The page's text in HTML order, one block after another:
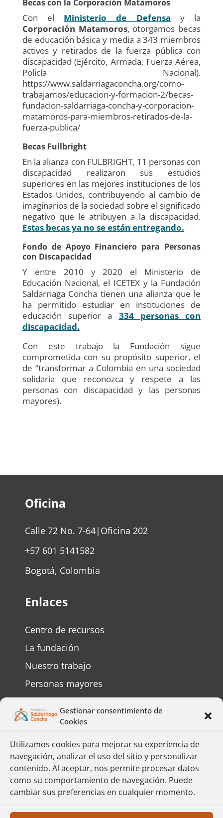
Gestionar consentimiento de
Cookies
Utilizamos cookies para mejorar su experiencia de
navegación, analizar el uso del sitio y personalizar
contenido. Al aceptar, nos permite procesar datos
como su comportamiento de navegación. Puede
cambiar sus preferencias en cualquier momento.
Becas con la Corporación Matamoros
Con el Ministerio de Defensa y la
Corporación Matamoros, otorgamos becas
de educación básica y media a 343 miembros
activos y retirados de la fuerza pública con
discapacidad (Ejército, Armada, Fuerza Aérea,
Policía Nacional).
https://www.saldarriagaconcha.org/como-
trabajamos/educacion-y-formacion-2/becas-
fundacion-saldarriaga-concha-y-corporacion-
matamoros-para-miembros-retirados-de-la-
fuerza-publica/
Becas Fullbright
En la alianza con FULBRIGHT, 11 personas con
discapacidad realizaron sus estudios
superiores en las mejores instituciones de los
Estados Unidos, contribuyendo al cambio de
imaginarios de la sociedad sobre el significado
negativo que le atribuyen a la discapacidad.
Estas becas ya no se están entregando.
Fondo de Apoyo Financiero para Personas
con Discapacidad
Y entre 2010 y 2020 el Ministerio de
Educación Nacional, el ICETEX y la Fundación
Saldarriaga Concha tienen una alianza que le
ha permitido estudiar en instituciones de
educación superior a 334 personas con
discapacidad.
Con este trabajo la Fundación sigue
comprometida con su propósito superior, el
de “transformar a Colombia en una sociedad
solidaria que reconozca y respete a las
personas con discapacidad y las personas
mayores).
Oficina
Calle 72 No. 7-64|Oficina 202
+57 601 5141582
Bogotá, Colombia
Enlaces
Centro de recursos
La fundación
Nuestro trabajo
Personas mayores
Personas con discapacidad
Preguntas frecuentes
Contáctenos
Complete el formulario y responderemos
su mensaje lo más pronto posible.